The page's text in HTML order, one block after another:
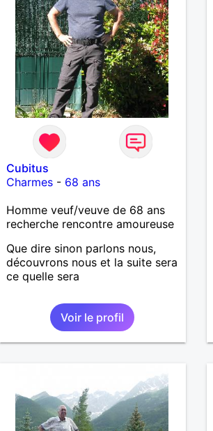
Cubitus
Charmes- 68 ans
Homme veuf/veuve de 68 ans
recherche rencontre amoureuse
Que dire sinon parlons nous,
découvrons nous et la suite sera
ce quelle sera
Voir le profil